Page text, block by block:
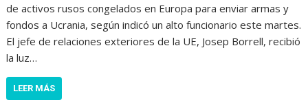
de activos rusos congelados en Europa para enviar armas y
fondos a Ucrania, según indicó un alto funcionario este martes.
El jefe de relaciones exteriores de la UE, Josep Borrell, recibió
la luz…
LEER MÁS